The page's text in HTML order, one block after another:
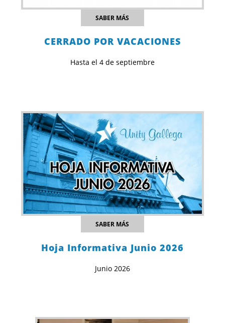
SABER MÁS
CERRADO POR VACACIONES
Hasta el 4 de septiembre
SABER MÁS
Hoja Informativa Junio 2026
Junio 2026